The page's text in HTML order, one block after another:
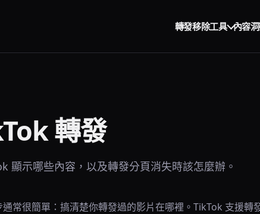
轉發移除工具 內容
轉發
顯示哪些內容，以及轉發分頁消失時該怎麼辦。
常很簡單：搞清楚你轉發過的影片在哪裡。TikTok 支援轉